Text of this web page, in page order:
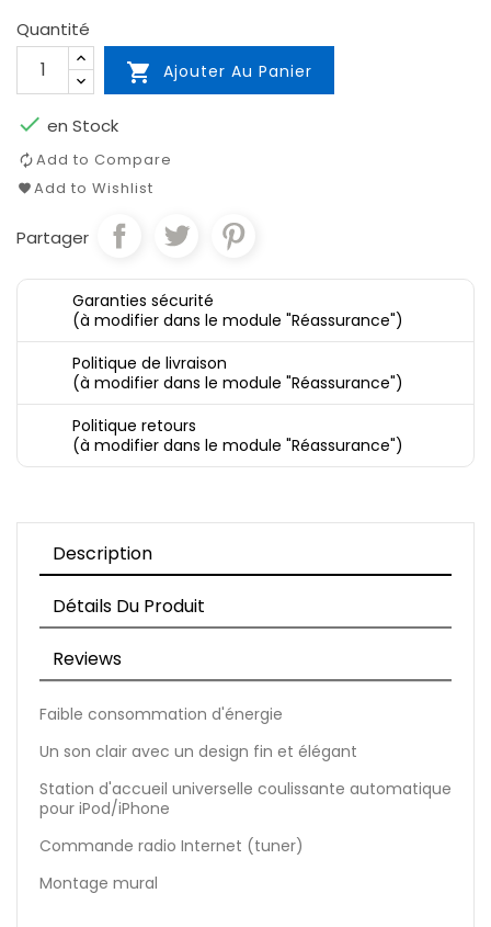
Quantité
 Ajouter Au Panier
 en Stock
Add to Compare
Add to Wishlist
Partager
Garanties sécurité
(à modifier dans le module "Réassurance")
Politique de livraison
(à modifier dans le module "Réassurance")
Politique retours
(à modifier dans le module "Réassurance")
Description
Détails Du Produit
Reviews
Faible consommation d'énergie
Un son clair avec un design fin et élégant
Station d'accueil universelle coulissante automatique
pour iPod/iPhone
Commande radio Internet (tuner)
Montage mural